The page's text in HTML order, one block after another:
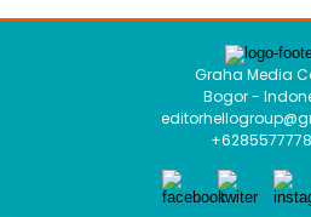
Graha Media
Bogor -